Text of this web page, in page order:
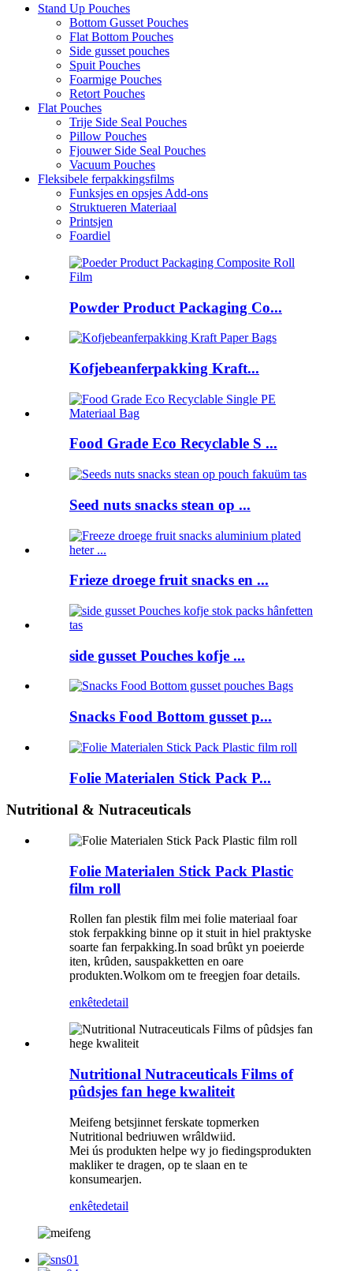
Stand Up Pouches
Bottom Gusset Pouches
Flat Bottom Pouches
Side gusset pouches
Spuit Pouches
Foarmige Pouches
Retort Pouches
Flat Pouches
Trije Side Seal Pouches
Pillow Pouches
Fjouwer Side Seal Pouches
Vacuum Pouches
Fleksibele ferpakkingsfilms
Funksjes en opsjes Add-ons
Struktueren Materiaal
Printsjen
Foardiel
Powder Product Packaging Co...
Kofjebeanferpakking Kraft...
Food Grade Eco Recyclable S ...
Seed nuts snacks stean op ...
Frieze droege fruit snacks en ...
side gusset Pouches kofje ...
Snacks Food Bottom gusset p...
Folie Materialen Stick Pack P...
Nutritional & Nutraceuticals
Folie Materialen Stick Pack Plastic
film roll
Rollen fan plestik film mei folie materiaal foar
stok ferpakking binne op it stuit in hiel praktyske
soarte fan ferpakking.In soad brûkt yn poeierde
iten, krûden, sauspakketten en oare
produkten.Wolkom om te freegjen foar details.
enkêtedetail
Nutritional Nutraceuticals Films of
pûdsjes fan hege kwaliteit
Meifeng betsjinnet ferskate topmerken
Nutritional bedriuwen wrâldwiid.
Mei ús produkten helpe wy jo fiedingsprodukten
makliker te dragen, op te slaan en te
konsumearjen.
enkêtedetail